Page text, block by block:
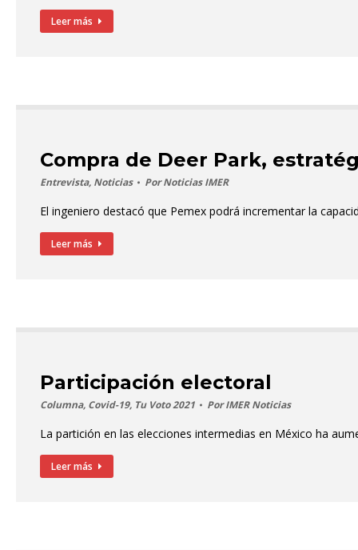
Leer más
Compra de Deer Park,
Entrevista, Noticias PorNoticias IMER
El ingeniero destacó que Pemex podrá incrementar la
Leer más
Participación electoral
Columna, Covid-19, Tu Voto 2021 PorIMER Noticias
La partición en las elecciones intermedias en México ha
Leer más